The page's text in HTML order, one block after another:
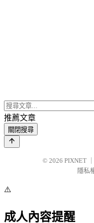
推薦文章
關閉搜尋
© 2026 PIXNET
隱私
⚠️
成人內容提醒